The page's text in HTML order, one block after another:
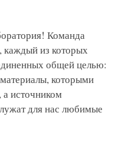
Команда
из которых
общей целью:
которыми
а источником
для нас любимые